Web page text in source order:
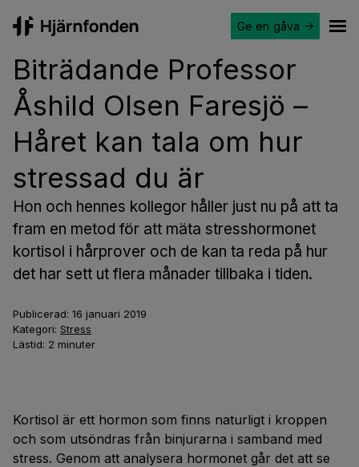
Ge en gåva
Publicerad: 16 januari 2019
Kategori: Stress
Lästid: 2 minuter
Biträdande Professor
Åshild Olsen Faresjö –
Håret kan tala om hur
stressad du är
Hon och hennes kollegor håller just nu på att ta
fram en metod för att mäta stresshormonet
kortisol i hårprover och de kan ta reda på hur
det har sett ut flera månader tillbaka i tiden.
Kortisol är ett hormon som finns naturligt i kroppen
och som utsöndras från binjurarna i samband med
stress. Genom att analysera hormonet går det att se